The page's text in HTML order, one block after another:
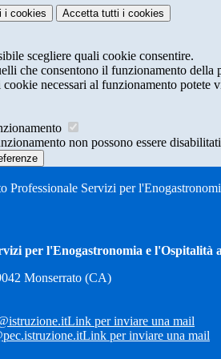
i cookies Accetta tutti i cookies
scegliere quali cookie consentire.
che consentono il funzionamento
cookie necessari al funzionamento potete
non possono essere
Professionale Servizi per
per l'Enogastronomia e
Monserrato (CA)
Link per inviare una mail
Link per inviare una mail